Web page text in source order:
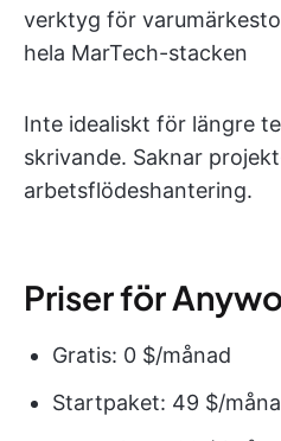
verktyg för
hela MarTech-stacken
Inte idealiskt för längre
skrivande. Saknar
arbetsflödeshantering.
Priser för
Gratis: 0 $/månad
Startpaket: 49 $/